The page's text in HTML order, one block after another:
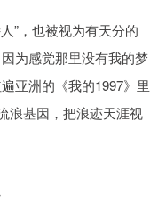
”，也被视为有天分的
为感觉那里没有我的梦
亚洲的《我的1997》里
浪基因，把浪迹天涯视